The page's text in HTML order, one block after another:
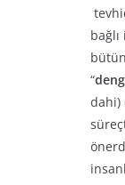
“
dahi)